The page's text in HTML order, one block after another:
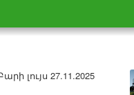
26.11.2025